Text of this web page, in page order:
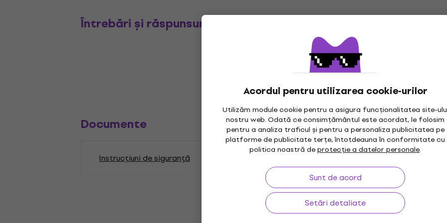
Acordul pentru utilizarea cookie-urilor
Utilizăm module cookie pentru a asigura funcționalitatea site-
nostru web. Odată ce consimțământul este acordat, le folosim
pentru a analiza traficul și pentru a personaliza publicitatea pe
platforme de publicitate terțe, întotdeauna în conformitate cu
politica noastră deprotecție a datelor personale.
Sunt de acord
Setări detaliate
Întrebări și răspunsuri
Documente
Instrucțiuni de siguranță